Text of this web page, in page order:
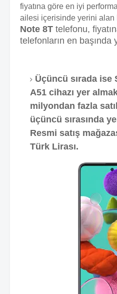
fiyatına göre en iyi
ailesi içerisinde yerini alan
Note 8T telefonu,
telefonların en başında
Üçüncü sırada ise
A51 cihazı yer
milyondan fazla
üçüncü sırasında
Resmi satış
Türk Lirası.